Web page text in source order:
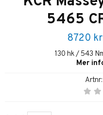
5465
8720 kr
130 hk / 543
Mer
Artnr: